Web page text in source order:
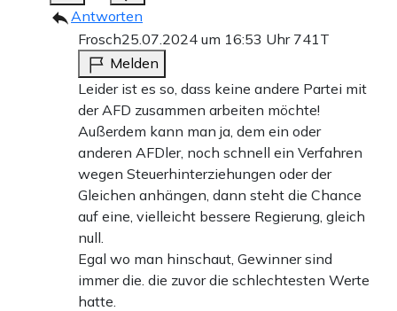
Antworten
Frosch25.07.2024 um 16:53 Uhr 741T
Melden
Leider ist es so, dass keine andere Partei mit
der AFD zusammen arbeiten möchte!
Außerdem kann man ja, dem ein oder
anderen AFDler, noch schnell ein Verfahren
wegen Steuerhinterziehungen oder der
Gleichen anhängen, dann steht die Chance
auf eine, vielleicht bessere Regierung, gleich
null.
Egal wo man hinschaut, Gewinner sind
immer die. die zuvor die schlechtesten Werte
hatte.